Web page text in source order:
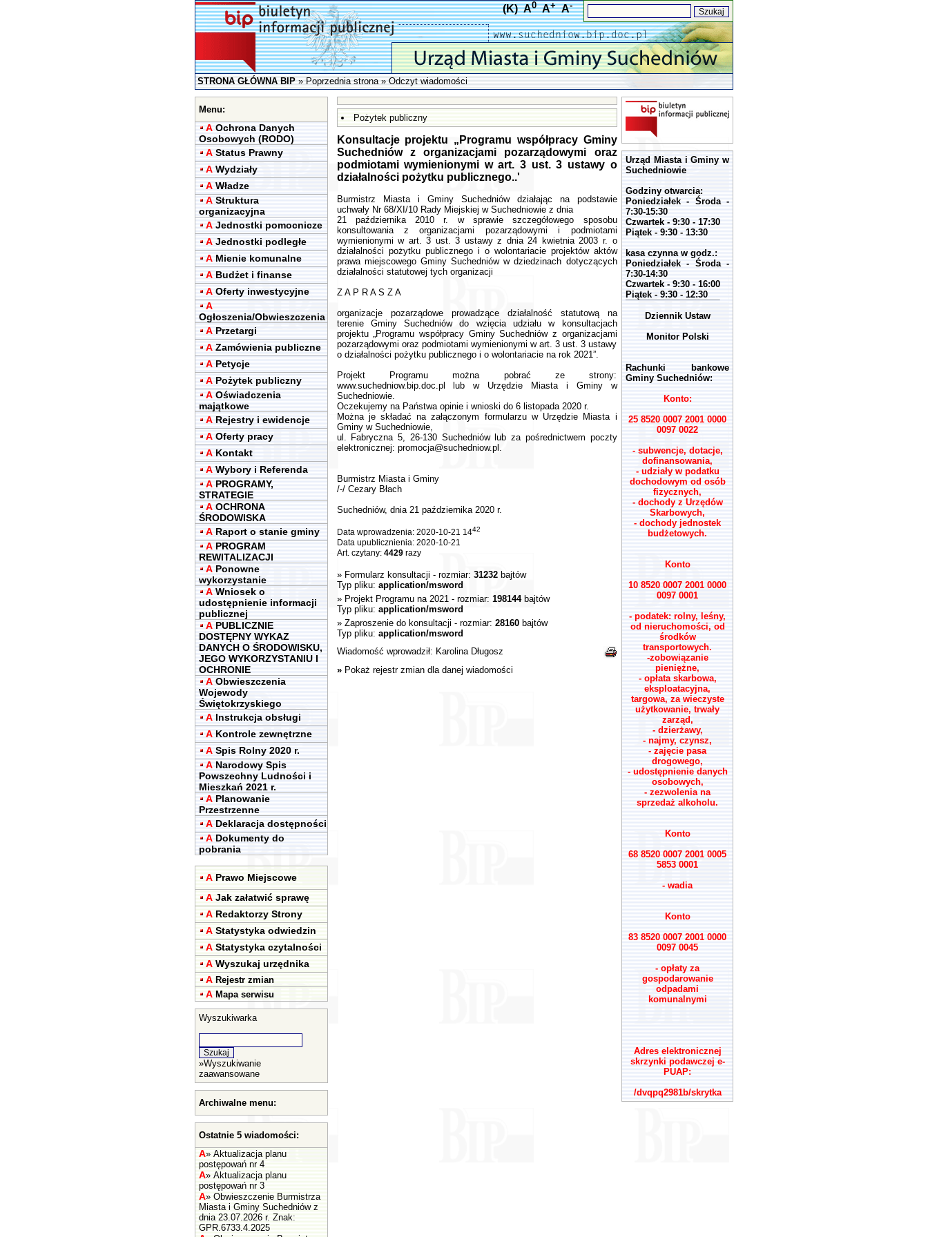
(K) A0 A+ A-
STRONA GŁÓWNA BIP»Poprzednia strona» Odczyt wiadomości
Menu:
A Ochrona Danych
Osobowych (RODO)
A Status Prawny
A Wydziały
A Władze
A Struktura
organizacyjna
A Jednostki pomocnicze
A Jednostki podległe
A Mienie komunalne
A Budżet i finanse
A Oferty inwestycyjne
A
Ogłoszenia/Obwieszczenia
A Przetargi
A Zamówienia publiczne
A Petycje
A Pożytek publiczny
A Oświadczenia
majątkowe
A Rejestry i ewidencje
A Oferty pracy
A Kontakt
A Wybory i Referenda
A PROGRAMY,
STRATEGIE
A OCHRONA
ŚRODOWISKA
A Raport o stanie gminy
A PROGRAM
REWITALIZACJI
A Ponowne
wykorzystanie
A Wniosek o
udostępnienie informacji
publicznej
A PUBLICZNIE
DOSTĘPNY WYKAZ
DANYCH O ŚRODOWISKU,
JEGO WYKORZYSTANIU I
OCHRONIE
A Obwieszczenia
Wojewody
Świętokrzyskiego
A Instrukcja obsługi
A Kontrole zewnętrzne
A Spis Rolny 2020 r.
A Narodowy Spis
Powszechny Ludności i
Mieszkań 2021 r.
A Planowanie
Przestrzenne
A Deklaracja dostępności
A Dokumenty do
pobrania
A Prawo Miejscowe
A Jak załatwić sprawę
A Redaktorzy Strony
A Statystyka odwiedzin
A Statystyka czytalności
A Wyszukaj urzędnika
A Rejestr zmian
A Mapa serwisu
Wyszukiwarka
»Wyszukiwanie
zaawansowane
Archiwalne menu:
Ostatnie 5 wiadomości:
A» Aktualizacja planu
postępowań nr 4
A» Aktualizacja planu
postępowań nr 3
A» Obwieszczenie Burmistrza
Miasta i Gminy Suchedniów z
dnia 23.07.2026 r. Znak:
GPR.6733.4.2025
Pożytek publiczny
Konsultacje projektu „Programu współpracy Gminy
Suchedniów z organizacjami pozarządowymi oraz
podmiotami wymienionymi w art. 3 ust. 3 ustawy o
działalności pożytku publicznego..'
Burmistrz Miasta i Gminy Suchedniów działając na podstawie
uchwały Nr 68/XI/10 Rady Miejskiej w Suchedniowie z dnia
21 października 2010 r. w sprawie szczegółowego sposobu
konsultowania z organizacjami pozarządowymi i podmiotami
wymienionymi w art. 3 ust. 3 ustawy z dnia 24 kwietnia 2003 r. o
działalności pożytku publicznego i o wolontariacie projektów aktów
prawa miejscowego Gminy Suchedniów w dziedzinach dotyczących
działalności statutowej tych organizacji
Z A P R A S Z A
organizacje pozarządowe prowadzące działalność statutową na
terenie Gminy Suchedniów do wzięcia udziału w konsultacjach
projektu „Programu współpracy Gminy Suchedniów z organizacjami
pozarządowymi oraz podmiotami wymienionymi w art. 3 ust. 3 ustawy
o działalności pożytku publicznego i o wolontariacie na rok 2021”.
Projekt Programu można pobrać ze strony:
www.suchedniow.bip.doc.pl lub w Urzędzie Miasta i Gminy w
Suchedniowie.
Oczekujemy na Państwa opinie i wnioski do 6 listopada 2020 r.
Można je składać na załączonym formularzu w Urzędzie Miasta i
Gminy w Suchedniowie,
ul. Fabryczna 5, 26-130 Suchedniów lub za pośrednictwem poczty
elektronicznej: promocja@suchedniow.pl .
Burmistrz Miasta i Gminy
/-/ Cezary Błach
Suchedniów, dnia 21 października 2020 r.
Data wprowadzenia: 2020-10-21 1442
Data upublicznienia: 2020-10-21
Art. czytany: 4429razy
» Formularz konsultacji - rozmiar: 31232bajtów
Typ pliku: application/msword
» Projekt Programu na 2021- rozmiar: 198144bajtów
Typ pliku: application/msword
» Zaproszenie do konsultacji - rozmiar: 28160bajtów
Typ pliku: application/msword
Wiadomość wprowadził: Karolina Długosz
» Pokaż rejestr zmian dla danej wiadomości
Urząd Miasta i Gminy w
Suchedniowie
Godziny otwarcia:
Poniedziałek - Środa -
7:30-15:30
Czwartek - 9:30 - 17:30
Piątek - 9:30 - 13:30
kasa czynna w godz.:
Poniedziałek - Środa -
7:30-14:30
Czwartek - 9:30 - 16:00
Piątek - 9:30 - 12:30
Dziennik Ustaw
Monitor Polski
Rachunki bankowe
Gminy Suchedniów:
Konto:
25 8520 0007 2001 0000
0097 0022
- subwencje, dotacje,
dofinansowania,
- udziały w podatku
dochodowym od osób
fizycznych,
- dochody z Urzędów
Skarbowych,
- dochody jednostek
budżetowych.
Konto
10 8520 0007 2001 0000
0097 0001
- podatek: rolny, leśny,
od nieruchomości, od
środków
transportowych.
-zobowiązanie
pieniężne,
- opłata skarbowa,
eksploatacyjna,
targowa, za wieczyste
użytkowanie, trwały
zarząd,
- dzierżawy,
- najmy, czynsz,
- zajęcie pasa
drogowego,
- udostępnienie danych
osobowych,
- zezwolenia na
sprzedaż alkoholu.
Konto
68 8520 0007 2001 0005
5853 0001
- wadia
Konto
83 8520 0007 2001 0000
0097 0045
- opłaty za
gospodarowanie
odpadami
komunalnymi
Adres elektronicznej
skrzynki podawczej e-
PUAP:
/dvqpq2981b/skrytka